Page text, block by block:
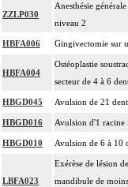
ZZLP030
Anesthésie
niveau 2
HBFA006 Gingivectomie sur
HBFA004
Ostéoplastie
secteur de 4 à 6
HBGD045 Avulsion de 21
HBGD016 Avulsion d'1 racine
HBGD010 Avulsion de 6 à 10
LBFA023
Exérèse de lésion
mandibule de